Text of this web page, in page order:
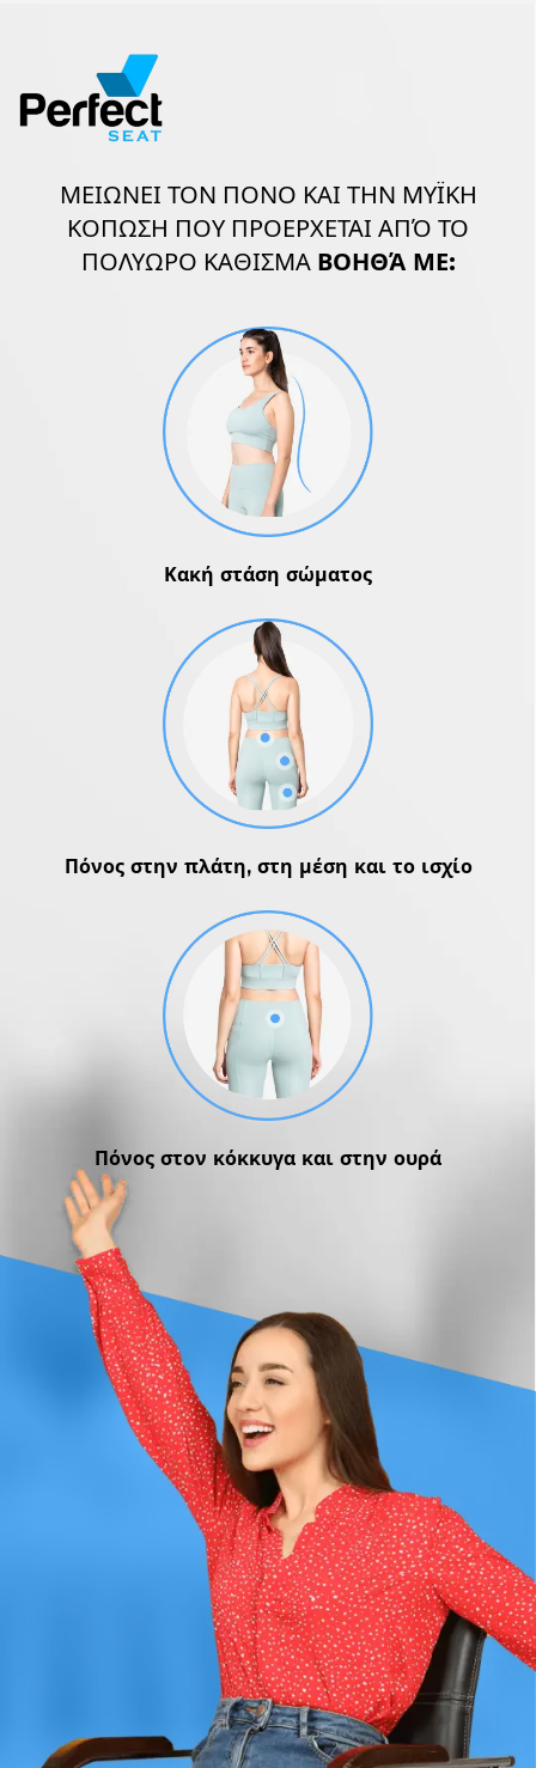
ΜΕΙΩΝΕΙ ΤΟΝ ΠΟΝΟ ΚΑΙ ΤΗΝ ΜΥΪΚΗ
ΚΟΠΩΣΗ ΠΟΥ ΠΡΟΕΡΧΕΤΑΙ ΑΠΌ ΤΟ
ΠΟΛΥΩΡΟ ΚΑΘΙΣΜΑ ΒΟΗΘΆ ΜΕ:
Κακή στάση σώματος
Πόνος στην πλάτη, στη μέση και το ισχίο
Πόνος στον κόκκυγα και στην ουρά